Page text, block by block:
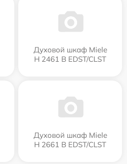
Духовой шкаф Miele
H 2461 B EDST/CLST
Духовой шкаф Miele
H 2661 B EDST/CLST